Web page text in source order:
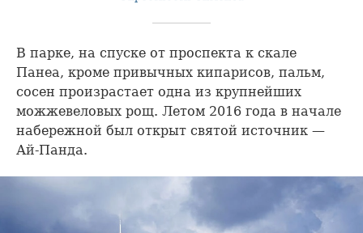
В парке, на спуске от проспекта к скале
Панеа, кроме привычных кипарисов, пальм,
сосен произрастает одна из крупнейших
можжевеловых рощ. Летом 2016 года в начале
набережной был открыт святой источник —
Ай-Панда.